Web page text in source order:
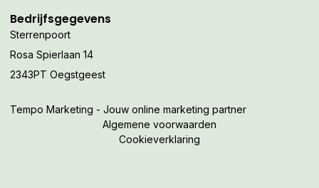
Bedrijfsgegevens
Sterrenpoort
Rosa Spierlaan 14
2343PT Oegstgeest
Tempo Marketing - Jouw online marketing partner
Algemene voorwaarden
Cookieverklaring